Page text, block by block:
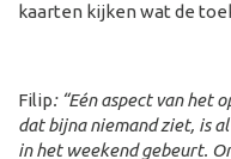
kaarten kijken wat de
Filip: “Eén aspect van het
dat bijna niemand ziet, is al
in het weekend gebeurt.